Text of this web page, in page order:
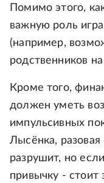
Помимо этого,
важную роль
(например,
родственников
Кроме того,
должен уметь
импульсивных
Лысёнка,
разрушит, но
привычку - стоит